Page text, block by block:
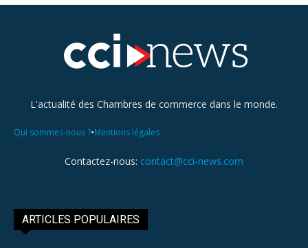
L'actualité des Chambres de commerce dans le monde.
Qui sommes-nous ?•Mentions légales
Contactez-nous: contact@cci-news.com
ARTICLES POPULAIRES